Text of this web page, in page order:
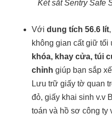
Két sắt Sentry Safe
Với dung tích 56.6 lít
không gian cất giữ tối
khóa, khay cửa, túi
chỉnh giúp bạn sắp
Lưu trữ giấy tờ quan
đỏ, giấy khai sinh v.v
toán và hồ sơ công ty